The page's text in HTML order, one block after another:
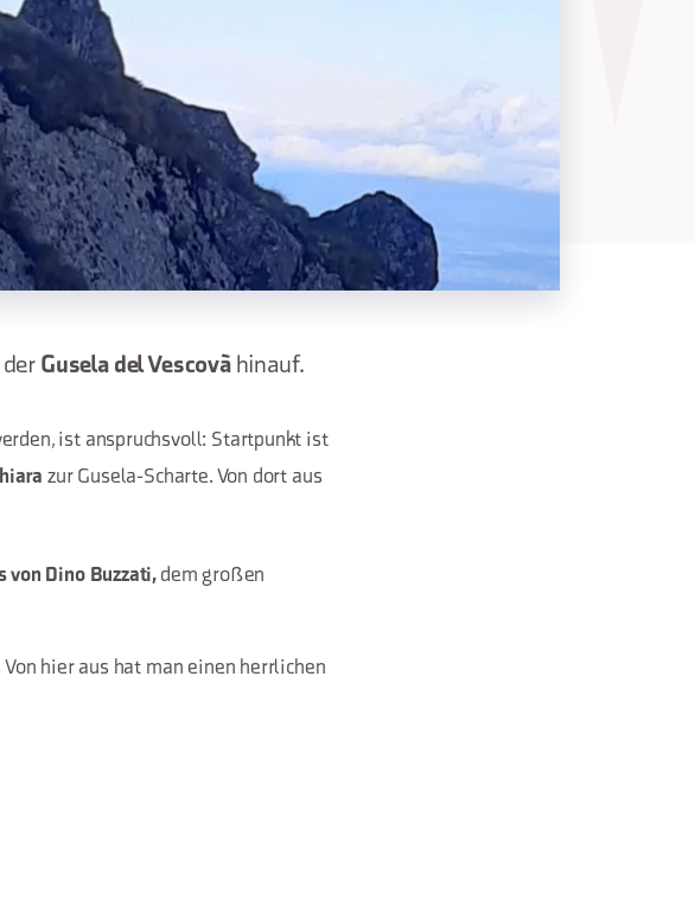
Gusela del Vescovàhinauf.
ist anspruchsvoll: Startpunkt ist
zur Gusela-Scharte. Von dort aus
von Dino Buzzati, dem großen
hier aus hat man einen herrlichen